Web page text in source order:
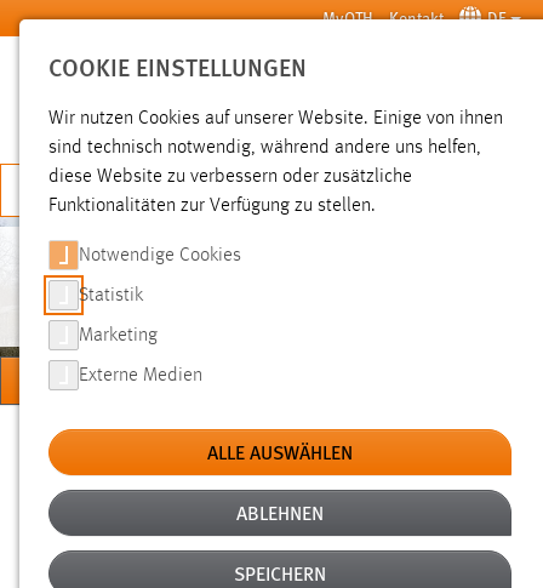
Zum Hauptinhalt springen MyOTH Kontakt DE
SUCHE
JETZT BEWERBEN
ROTTMANN
Sie sind hier:
Professorinnen und Professoren Prof. Dr. Horst Rottmann Lehre
LEHRE
COOKIE EINSTELLUNGEN
Wir nutzen Cookies auf unserer Website. Einige von ihnen
sind technisch notwendig, während andere uns helfen,
diese Website zu verbessern oder zusätzliche
Funktionalitäten zur Verfügung zu stellen.
Notwendige Cookies
Statistik
Marketing
Externe Medien
ALLE AUSWÄHLEN
ABLEHNEN
SPEICHERN